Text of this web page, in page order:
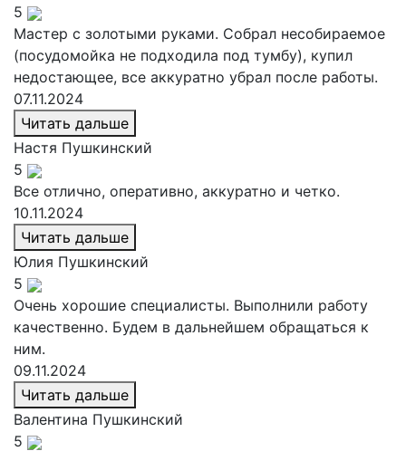
5
Мастер с золотыми руками. Собрал несобираемое
(посудомойка не подходила под тумбу), купил
недостающее, все аккуратно убрал после работы.
07.11.2024
Читать дальше
Настя Пушкинский
5
Все отлично, оперативно, аккуратно и четко.
10.11.2024
Читать дальше
Юлия Пушкинский
5
Очень хорошие специалисты. Выполнили работу
качественно. Будем в дальнейшем обращаться к
ним.
09.11.2024
Читать дальше
Валентина Пушкинский
5